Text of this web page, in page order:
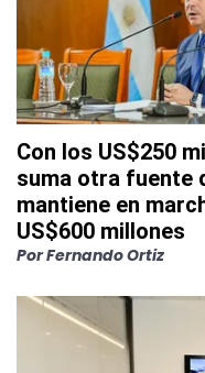
Con los US$250
suma otra fuente
mantiene en
US$600 millones
PorFernando Ortiz